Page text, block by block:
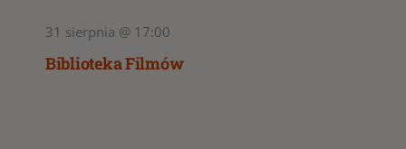
31 sierpnia @ 17:00
Biblioteka Filmów